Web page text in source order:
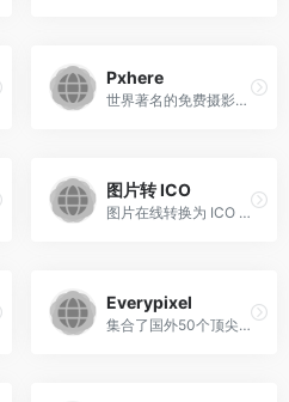
Pxhere
世界著名的免费摄影图库,可以免费下载高清商业素材
图片转 ICO
图片在线转换为 ICO 图标
Everypixel
集合了国外50个顶尖的图库网站的所有素材